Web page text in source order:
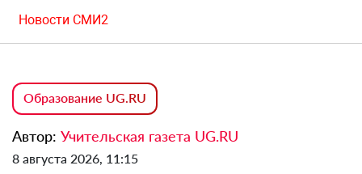
Новости СМИ2
Образование UG.RU
Автор: Учительская газета UG.RU
8 августа 2026, 11:15